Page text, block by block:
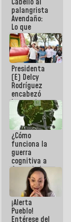
del Sistema
Eléctrico
Nacional
palangrista
Avendaño:
Lo que
vayas a
escribir
hazlo hoy
por que no
sabemos si
la semana
que viene
hay
programa
Presidenta
(E) Delcy
Rodríguez
encabezó
lanzamiento
del Plan
Nacional de
Recreación
Vacacional
¿Cómo
funciona la
guerra
cognitiva a
favor de la
narrativa
hegemónica?
(1)
¡Alerta
Pueblo!
Entérese del